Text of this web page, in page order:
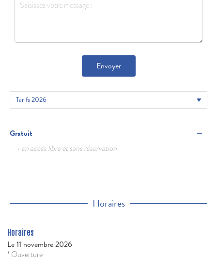
Envoyer
Gratuit —
• en accès libre et sans réservation
Horaires
Horaires
Le11 novembre 2026
* Ouverture